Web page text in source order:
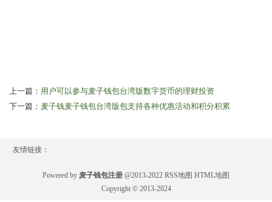
上一篇： 用户可以参与麦子钱包台湾版数字货币的理财投资
下一篇： 麦子钱麦子钱包台湾版包支持各种优惠活动和积分积累
友情链接：
Powered by 麦子钱包注册 @2013-2022 RSS地图 HTML地图
Copyright © 2013-2024